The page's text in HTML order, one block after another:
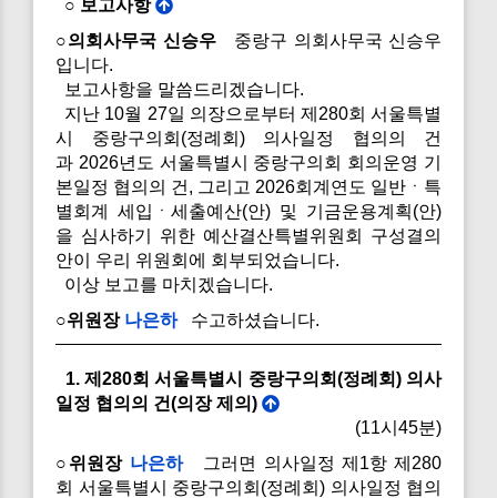
○ 보고사항
○의회사무국 신승우중랑구 의회사무국 신승우
입니다.
보고사항을 말씀드리겠습니다.
지난 10월 27일 의장으로부터 제280회 서울특별
시 중랑구의회(정례회) 의사일정 협의의 건
과 2026년도 서울특별시 중랑구의회 회의운영 기
본일정 협의의 건, 그리고 2026회계연도 일반ㆍ특
별회계 세입ㆍ세출예산(안) 및 기금운용계획(안)
을 심사하기 위한 예산결산특별위원회 구성결의
안이 우리 위원회에 회부되었습니다.
이상 보고를 마치겠습니다.
○위원장 나은하수고하셨습니다.
1. 제280회 서울특별시 중랑구의회(정례회) 의사
일정 협의의 건(의장 제의)
(11시45분)
○위원장 나은하그러면 의사일정 제1항 제280
회 서울특별시 중랑구의회(정례회) 의사일정 협의